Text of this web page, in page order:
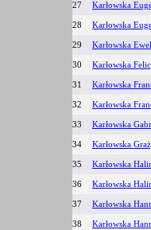
27 Karłowska
28 Karłowska
29 Karłowska
30 Karłowska
31 Karłowska
32 Karłowska
33 Karłowska
34 Karłowska
35 Karłowska
36 Karłowska
37 Karłowska
38 Karłowska